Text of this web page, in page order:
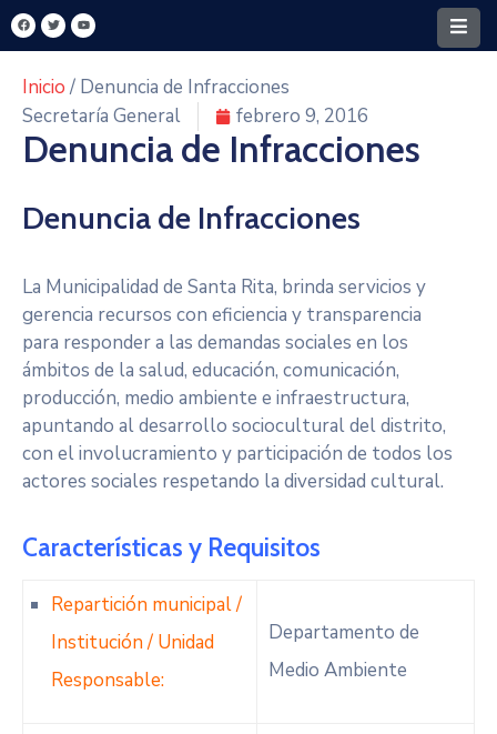
Home
Santa
Intendencia
FONACIDE
MECIP
Turismo
Y
Cultura
Transparencia
Inicio/ Denuncia de Infracciones
Secretaría General
febrero 9, 2016
Denuncia de Infracciones
Denuncia de Infracciones
La Municipalidad de Santa Rita, brinda servicios y
gerencia recursos con eficiencia y transparencia
para responder a las demandas sociales en los
ámbitos de la salud, educación, comunicación,
producción, medio ambiente e infraestructura,
apuntando al desarrollo sociocultural del distrito,
con el involucramiento y participación de todos los
actores sociales respetando la diversidad cultural.
Características y Requisitos
Repartición municipal /
Institución / Unidad
Responsable:
Departamento de
Medio Ambiente